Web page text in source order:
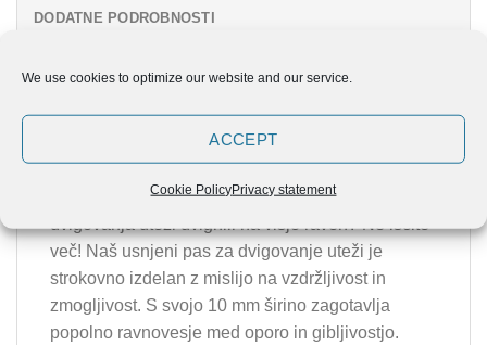
We use cookies to optimize our website and our service.
ACCEPT
Cookie PolicyPrivacy statement
DODATNE PODROBNOSTI
ELUIR Pas za dvigovanje uteži
Iščete visokokakovosten 10 mm usnjen pas za
dvigovanje uteži, s katerim boste svojo igro
dvigovanja uteži dvignili na višjo raven? Ne iščite
več! Naš usnjeni pas za dvigovanje uteži je
strokovno izdelan z mislijo na vzdržljivost in
zmogljivost. S svojo 10 mm širino zagotavlja
popolno ravnovesje med oporo in gibljivostjo.